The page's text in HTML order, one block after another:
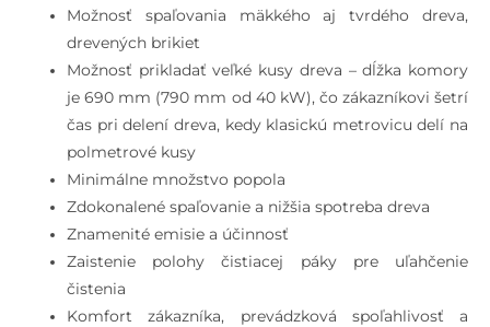
Možnosť spaľovania mäkkého aj tvrdého dreva,
drevených brikiet
Možnosť prikladať veľké kusy dreva – dĺžka komory
je 690 mm (790 mm od 40 kW), čo zákazníkovi šetrí
čas pri delení dreva, kedy klasickú metrovicu delí na
polmetrové kusy
Minimálne množstvo popola
Zdokonalené spaľovanie a nižšia spotreba dreva
Znamenité emisie a účinnosť
Zaistenie polohy čistiacej páky pre uľahčenie
čistenia
Komfort zákazníka, prevádzková spoľahlivosť a